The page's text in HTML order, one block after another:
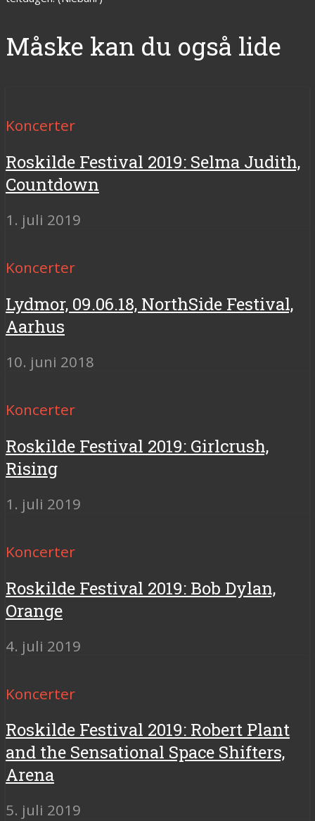
Måske kan du også lide
Koncerter
Roskilde Festival 2019: Selma Judith,
Countdown
1. juli 2019
Koncerter
Lydmor, 09.06.18, NorthSide Festival,
Aarhus
10. juni 2018
Koncerter
Roskilde Festival 2019: Girlcrush,
Rising
1. juli 2019
Koncerter
Roskilde Festival 2019: Bob Dylan,
Orange
4. juli 2019
Koncerter
Roskilde Festival 2019: Robert Plant
and the Sensational Space Shifters,
Arena
5. juli 2019